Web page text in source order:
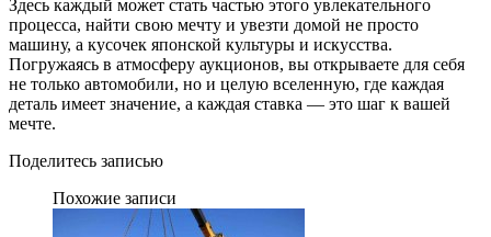
Здесь каждый может стать частью этого увлекательного
процесса, найти свою мечту и увезти домой не просто
машину, а кусочек японской культуры и искусства.
Погружаясь в атмосферу аукционов, вы открываете для себя
не только автомобили, но и целую вселенную, где каждая
деталь имеет значение, а каждая ставка — это шаг к вашей
мечте.
Поделитесь записью
Похожие записи